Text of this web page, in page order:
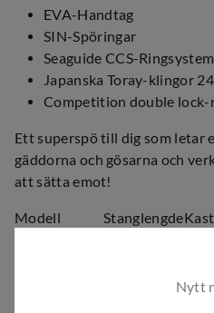
EVA-Handtag
SIN-Spöringar
Seaguide CCS-Ringsystem
Japanska Toray-klingor
Competition double
Ett superspö till dig som letar
gäddorna och gösarna och
att sätta emot!
Modell Stanglengde
Nytt